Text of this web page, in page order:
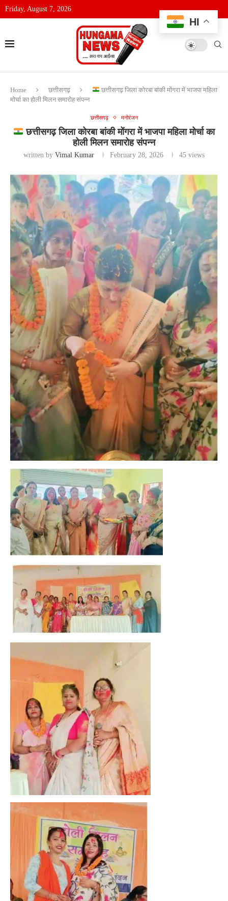
Friday, August 7, 2026
Home छत्तीसगढ़
छत्तीसगढ़ जिला कोरबा बांकी मोंगरा में भाजपा महिला
मोर्चा का होली मिलन समारोह संपन्न
छत्तीसगढ़ मनोरंजन
छत्तीसगढ़ जिला कोरबा बांकी मोंगरा में भाजपा महिला मोर्चा का
होली मिलन समारोह संपन्न
written by Vimal Kumar February 28, 2026 45 views
HI